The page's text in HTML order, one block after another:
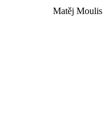
Matěj Moulis